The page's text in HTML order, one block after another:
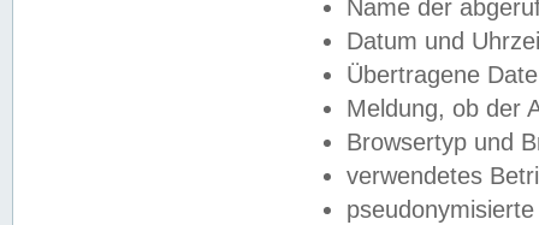
Name der
Datum und
Übertragene
Meldung, ob der
Browsertyp und
verwendetes